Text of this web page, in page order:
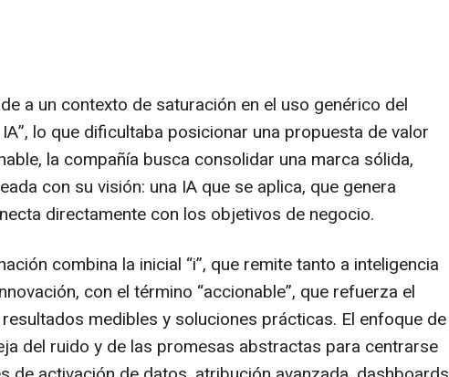
a un contexto de saturación en el uso genérico del
lo que dificultaba posicionar una propuesta de valor
la compañía busca consolidar una marca sólida,
con su visión: una IA que se aplica, que genera
directamente con los objetivos de negocio.
combina la inicial “i”, que remite tanto a inteligencia
con el término “accionable”, que refuerza el
medibles y soluciones prácticas. El enfoque de
del ruido y de las promesas abstractas para centrarse